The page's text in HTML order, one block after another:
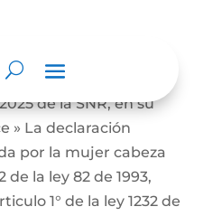
que La
de la SNR, en su
» La declaración
por la mujer cabeza
la ley 82 de 1993,
1° de la ley 1232 de